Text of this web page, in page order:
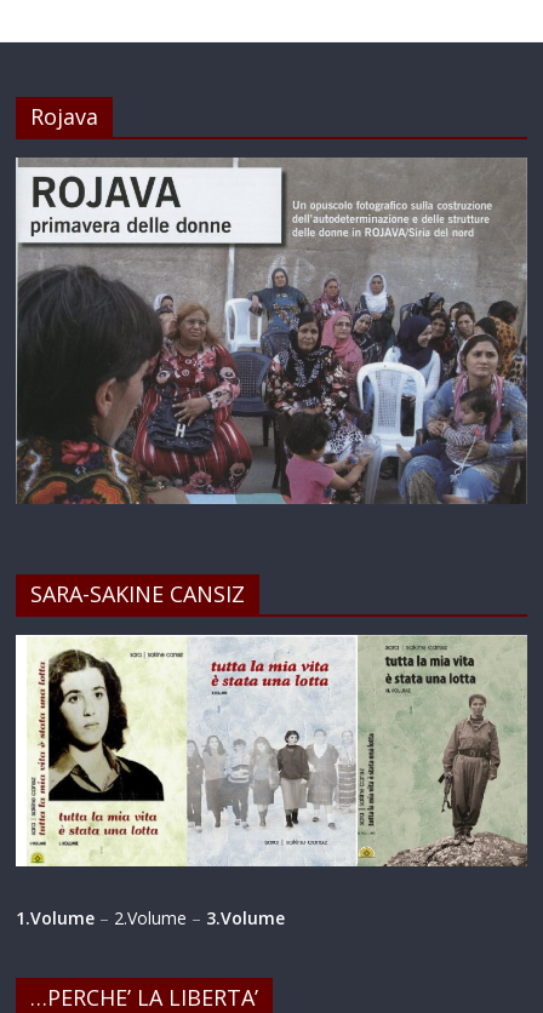
Rojava
SARA-SAKINE CANSIZ
1.Volume – 2.Volume – 3.Volume
…PERCHE’ LA LIBERTA’